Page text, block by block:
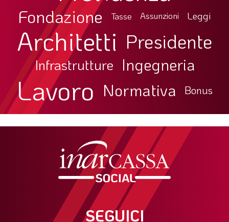
Fondazione Tasse Assunzioni Leggi
Architetti Presidente
Infrastrutture Ingegneria
Lavoro Normativa Bonus
SEGUICI